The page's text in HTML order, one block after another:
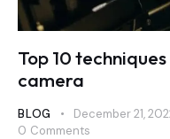
Top 10
camera
BLOG December 21,
0 Comments